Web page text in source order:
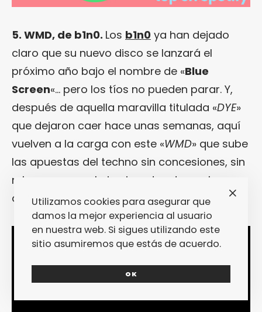
5. WMD, de b1n0. Los b1n0 ya han dejado
claro que su nuevo disco se lanzará el
próximo año bajo el nombre de «Blue
Screen«… pero los tíos no pueden parar. Y,
después de aquella maravilla titulada «DYE»
que dejaron caer hace unas semanas, aquí
vuelven a la carga con este «WMD» que sube
las apuestas del techno sin concesiones, sin
rehenes y con el pie pisando a tope el
acelerador.
Utilizamos cookies para asegurar que
damos la mejor experiencia al usuario
en nuestra web. Si sigues utilizando este
sitio asumiremos que estás de acuerdo.
OK